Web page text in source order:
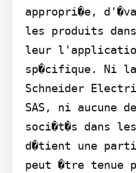
appropri�e,
les produits
leur
sp�cifique. Ni
Schneider
SAS, ni aucune
soci�t�s dans
d�tient une
peut �tre tenue